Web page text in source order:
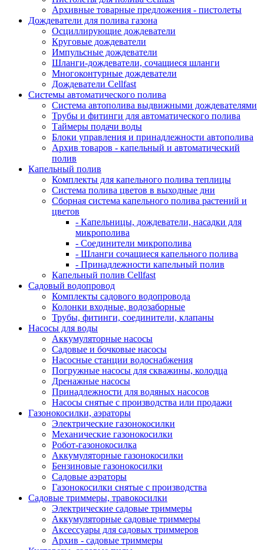
Архивные товарные предложения - пистолеты
Дождеватели для полива газона
Осциллирующие дождеватели
Круговые дождеватели
Импульсные дождеватели
Шланги-дождеватели, сочащиеся шланги
Многоконтурные дождеватели
Дождеватели Cellfast
Системы автоматического полива
Система автополива выдвижными дождевателями
Трубы и фитинги для автоматического полива
Таймеры подачи воды
Блоки управления и принадлежности автополива
Архив товаров - капельный и автоматический
полив
Капельный полив
Комплекты для капельного полива теплицы
Система полива цветов в выходные дни
Сборная система капельного полива растений и
цветов
- Капельницы, дождеватели, насадки для
микрополива
- Соединители микрополива
- Шланги сочащиеся капельного полива
- Принадлежности капельный полив
Капельный полив Cellfast
Садовый водопровод
Комплекты садового водопровода
Колонки входные, водозаборные
Трубы, фитинги, соединители, клапаны
Насосы для воды
Аккумуляторные насосы
Садовые и бочковые насосы
Насосные станции водоснабжения
Погружные насосы для скважины, колодца
Дренажные насосы
Принадлежности для водяных насосов
Насосы снятые с производства или продажи
Газонокосилки, аэраторы
Электрические газонокосилки
Механические газонокосилки
Робот-газонокосилка
Аккумуляторные газонокосилки
Бензиновые газонокосилки
Садовые аэраторы
Газонокосилки снятые с производства
Садовые триммеры, травокосилки
Электрические садовые триммеры
Аккумуляторные садовые триммеры
Аксессуары для садовых триммеров
Архив - садовые триммеры